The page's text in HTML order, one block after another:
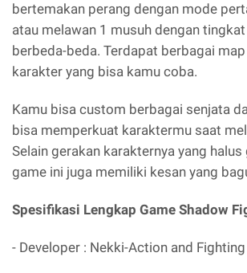
bertemakan perang dengan mode
atau melawan 1 musuh dengan
berbeda-beda. Terdapat berbagai
karakter yang bisa kamu coba.
Kamu bisa custom berbagai senjata
bisa memperkuat karaktermu saat
Selain gerakan karakternya yang
game ini juga memiliki kesan yang
Spesifikasi Lengkap Game Shadow
- Developer : Nekki-Action and